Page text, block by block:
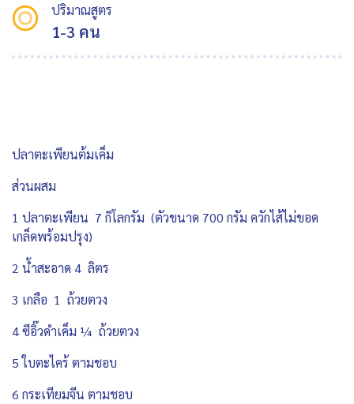
ปริมาณสูตร
1-3 คน
ปลาตะเพียนต้มเค็ม
ส่วนผสม
1 ปลาตะเพียน 7 กิโลกรัม (ตัวขนาด 700 กรัม ควักไส้ไม่ขอด
เกล็ดพร้อมปรุง)
2 น้ำสะอาด 4 ลิตร
3 เกลือ 1 ถ้วยตวง
4 ซีอิ๊วดำเค็ม ¼ ถ้วยตวง
5 ใบตะไคร้ ตามชอบ
6 กระเทียมจีน ตามชอบ